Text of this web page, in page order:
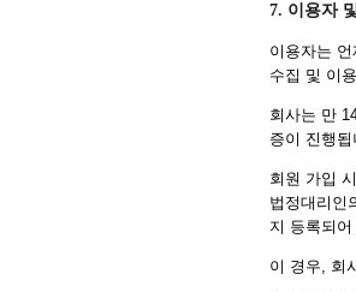
7. 이용자
이용자는
수집 및 이
회사는 만
증이 진행
회원 가입
법정대리인
지 등록되
이 경우, 회